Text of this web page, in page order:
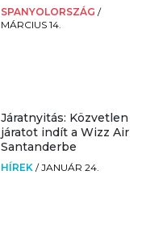
SPANYOLORSZÁG /
MÁRCIUS 14.
Járatnyitás: Közvetlen
járatot indít a Wizz Air
Santanderbe
HÍREK /JANUÁR 24.